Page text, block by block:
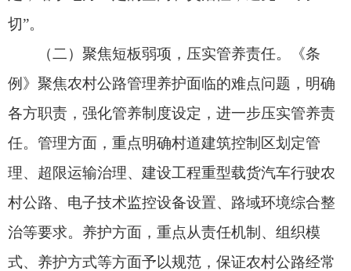
例》聚焦服务保障乡村振兴战略实施，强化促进农
村公路与乡村产业融合发展制度设定，要求推进农
村公路与沿线的配套设施、产业园区、旅游景区等
一体化建设；完善政策措施，加快农村货运物流等
进客货邮融合发展，提升农村公路服务城乡经济循
环畅通的能力。
三、充分发挥法规、政策和标准的规范引导作
用，为“四好农村路”高质量发展提供坚实保障